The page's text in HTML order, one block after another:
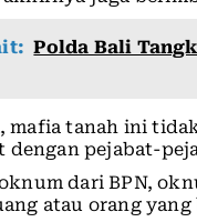
Polda Bali
mafia tanah ini
dengan pejabat-
dari BPN,
atau orang